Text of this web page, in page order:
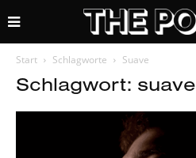
Start Schlagworte Suave
Schlagwort: suave